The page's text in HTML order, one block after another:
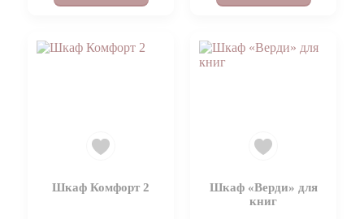
Шкаф Комфорт 2
Шкаф «Верди» для
книг